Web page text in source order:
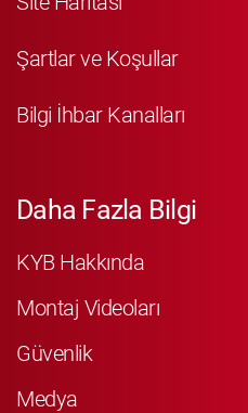
Şartlar ve Koşullar
Bilgi İhbar Kanalları
Daha Fazla Bilgi
KYB Hakkında
Montaj Videoları
Güvenlik
Medya